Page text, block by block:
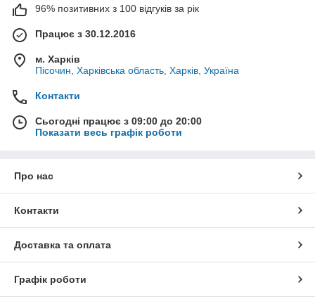
96% позитивних з 100 відгуків за рік
Працює з 30.12.2016
м. Харків
Пісочин, Харківська область, Харків, Україна
Контакти
Сьогодні працює з 09:00 до 20:00
Показати весь графік роботи
Про нас
Контакти
Доставка та оплата
Графік роботи